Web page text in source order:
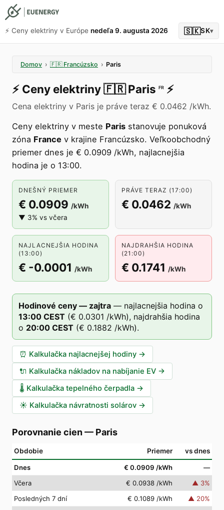
⚡️ Ceny elektriny v Európe nedeľa 9. augusta 2026 🇸🇰SK▾
Domov › 🇫🇷 Francúzsko › Paris
⚡️ Ceny elektriny🇫🇷 Paris FR ⚡️
Cena elektriny v Paris je práve teraz € 0.0462 /kWh.
Ceny elektriny v meste Paris stanovuje ponuková
zóna France v krajine Francúzsko. Veľkoobchodný
priemer dnes je € 0.0909 /kWh, najlacnejšia
hodina je o 13:00.
DNEŠNÝ PRIEMER
€ 0.0909 /kWh
▼ 3% vs včera
PRÁVE TERAZ (17:00)
€ 0.0462 /kWh
NAJLACNEJŠIA HODINA
(13:00)
€ -0.0001 /kWh
NAJDRAHŠIA HODINA
(21:00)
€ 0.1741 /kWh
Hodinové ceny — zajtra — najlacnejšia hodina o
13:00 CEST (€ 0.0301 /kWh), najdrahšia hodina
o 20:00 CEST (€ 0.1882 /kWh).
⏰ Kalkulačka najlacnejšej hodiny →
🔌 Kalkulačka nákladov na nabíjanie EV →
🌡️ Kalkulačka tepelného čerpadla →
☀️ Kalkulačka návratnosti solárov →
Porovnanie cien — Paris
Obdobie Priemer vs dnes
Dnes € 0.0909 /kWh
—
Včera
€ 0.0938 /kWh ▲ 3%
Posledných 7 dní
€ 0.1089 /kWh ▲ 20%